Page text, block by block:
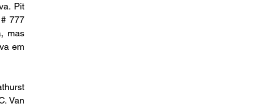
Pit
777
mas
em
Van